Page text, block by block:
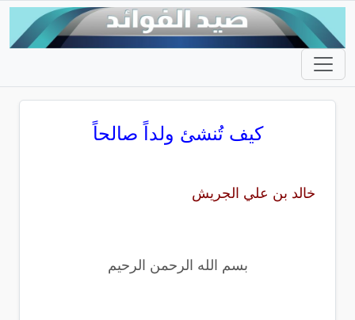
كيف تُنشئ ولداً صالحاً
خالد بن علي الجريش
بسم الله الرحمن الرحيم